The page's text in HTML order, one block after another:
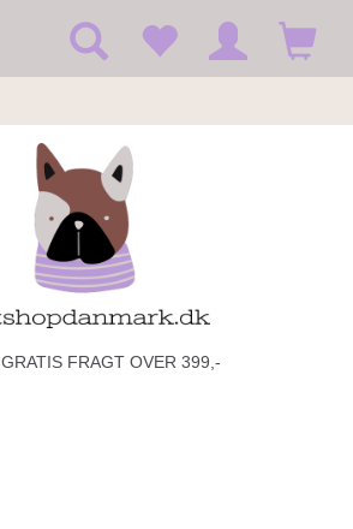
GRATIS FRAGT OVER 399,-
LYN HURTIG LEVERING!